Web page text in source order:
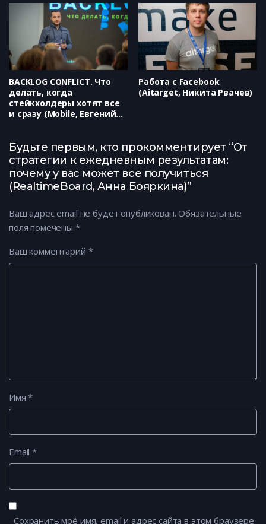
BACKLOG CONFLICT. Что
делать, когда
стейкхолдеры хотят все
и сразу (Mobile, Евгений
Работа с Facebook
(Aitarget, Никита Рвачев)
Будьте первым, кто прокомментирует “От
стратегии к ежедневным результатам:
почему у вас может все получиться
(RealtimeBoard, Анна Бояркина)”
Ваш адрес email не будет опубликован. Обязательные
поля помечены *
Ваш комментарий *
Имя*
Email*
Сохранить моё имя, email и адрес сайта в этом браузере